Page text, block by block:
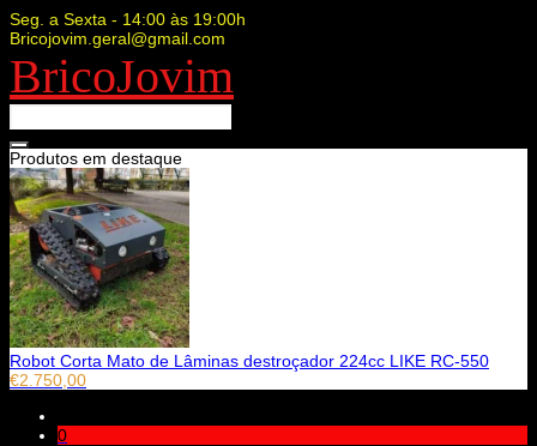
Seg. a Sexta - 14:00 às 19:00h
Bricojovim.geral@gmail.com
BricoJovim
Produtos em destaque
Robot Corta Mato de Lâminas destroçador 224cc LIKE RC-550
€2.750,00
0